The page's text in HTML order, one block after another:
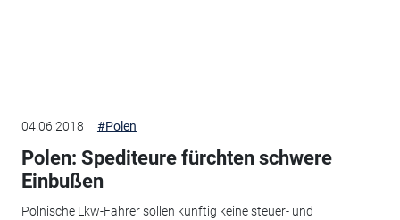
04.06.2018 #Polen
Polen: Spediteure fürchten schwere
Einbußen
Polnische Lkw-Fahrer sollen künftig keine steuer- und